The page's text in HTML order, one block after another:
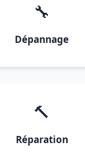
🔧
Dépannage
🔨
Réparation